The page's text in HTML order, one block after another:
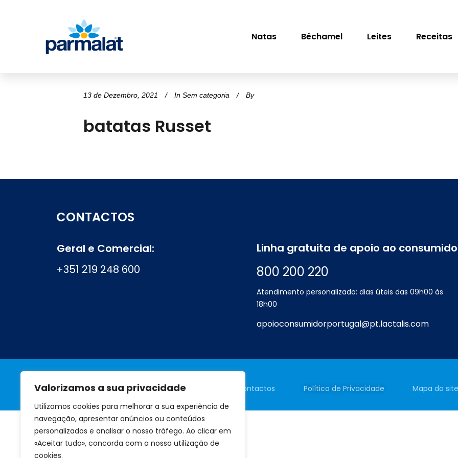
Valorizamos a sua privacidade
Utilizamos cookies para melhorar a sua experiência de
navegação, apresentar anúncios ou conteúdos
personalizados e analisar o nosso tráfego. Ao clicar em
«Aceitar tudo», concorda com a nossa utilização de
cookies.
Natas Béchamel Leites Receitas
13 de Dezembro, 2021 In Sem categoria By
batatas Russet
CONTACTOS
Geral e Comercial:
+351 219 248 600
Linha gratuita de apoio ao
800 200 220
Atendimento personalizado: dias úteis das 09h00 às
18h00
apoioconsumidorportugal@pt.lactalis.com
A marca Perguntas frequentes Contactos Política de Privacidade Mapa do site